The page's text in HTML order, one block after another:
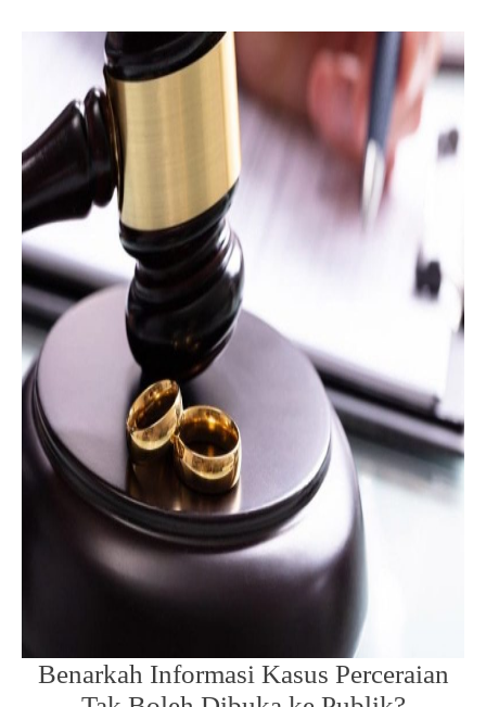
Benarkah Informasi Kasus Perceraian